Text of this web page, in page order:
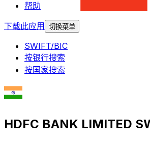
帮助
下载此应用
切换菜单
SWIFT/BIC
按银行搜索
按国家搜索
HDFC BANK LIMITED